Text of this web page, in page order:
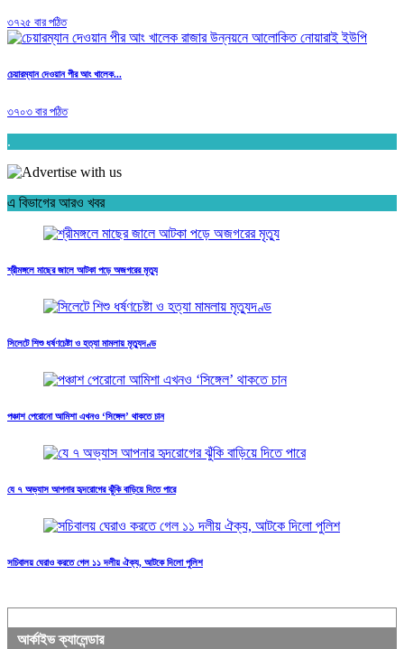
৩৭২৫ বার পঠিত
চেয়ারম্যান দেওয়ান পীর আং খালেক...
৩৭০৩ বার পঠিত
.
এ বিভাগের আরও খবর
শ্রীমঙ্গলে মাছের জালে আটকা পড়ে অজগরের মৃত্যু
সিলেটে শিশু ধর্ষণচেষ্টা ও হত্যা মামলায় মৃত্যুদণ্ড
পঞ্চাশ পেরোনো আমিশা এখনও ‘সিঙ্গেল’ থাকতে চান
যে ৭ অভ্যাস আপনার হৃদরোগের ঝুঁকি বাড়িয়ে দিতে পারে
সচিবালয় ঘেরাও করতে গেল ১১ দলীয় ঐক্য, আটকে দিলো পুলিশ
আর্কাইভ ক্যালেন্ডার